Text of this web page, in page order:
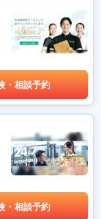
・相談予約
・相談予約